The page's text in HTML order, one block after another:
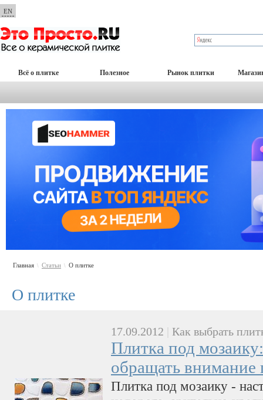
EN
Всё о плитке Полезное Рынок плитки
Главная \ Статьи \ О плитке
О плитке
17.09.2012 Как выбрать
Плитка под
обращать внимание
Плитка под мозаику -